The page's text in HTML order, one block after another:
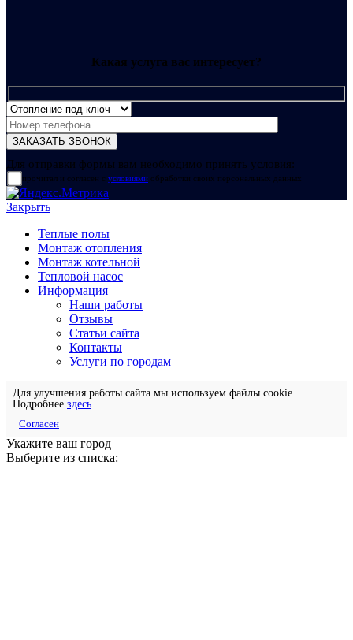
Какая услуга вас интересует?
Для отправки формы вам необходимо принять условия:
прочитал и согласен с условиями обработки своих персональных данных
Закрыть
Теплые полы
Монтаж отопления
Монтаж котельной
Тепловой насос
Информация
Наши работы
Отзывы
Статьи сайта
Контакты
Услуги по городам
Для улучшения работы сайта мы используем файлы cookie.
Подробнее здесь
Согласен
Укажите ваш город
Выберите из списка: